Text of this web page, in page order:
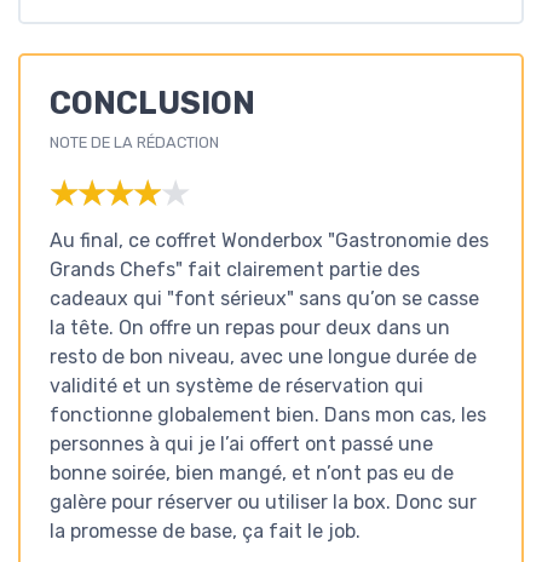
CONCLUSION
NOTE DE LA RÉDACTION
★★★★★
★★★★★
Au final, ce coffret Wonderbox "Gastronomie des
Grands Chefs" fait clairement partie des
cadeaux qui "font sérieux" sans qu’on se casse
la tête. On offre un repas pour deux dans un
resto de bon niveau, avec une longue durée de
validité et un système de réservation qui
fonctionne globalement bien. Dans mon cas, les
personnes à qui je l’ai offert ont passé une
bonne soirée, bien mangé, et n’ont pas eu de
galère pour réserver ou utiliser la box. Donc sur
la promesse de base, ça fait le job.